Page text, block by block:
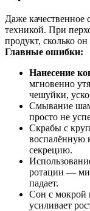
Даже качественное
техникой. При
продукт, сколько
Главные ошибки:
Нанесение
мгновенно
чешуйки,
Смывание
просто не
Скрабы с
воспалённую
секрецию.
ротации —
падает.
Сон с мокрой
усиливает